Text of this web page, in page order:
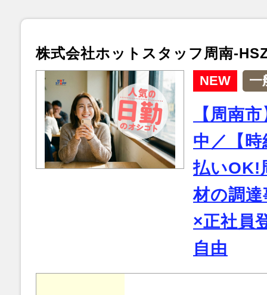
株式会社ホットスタッフ周南-
NEW 一
【周南
中／【
払いOK!
材の調
×正社員
自由